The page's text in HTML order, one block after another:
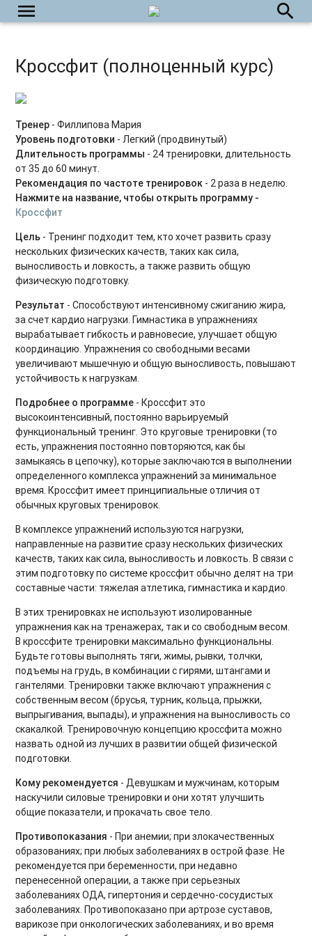
menu
Пилатес с оборудованием
Растяжка на каждый день
Фитнес-бокс
Силовые тренировки. Средний уровень
Силовые тренировки. Продвинутый уровень
Тренировки на мышцы кора
Вечерний релакс
Утренний комплекс
Body Balance для начинающих
Power Yoga для начинающих
Тренировки на ягодицы
Восстановительный микс
Тренировки при диастазе
Фитнес бокс. Продвинутый уровень
Тренировки Up Body
Функциональные тренировки для продвинутых
Gentle Fitness
Основы пилатеса
Силовые тренировки при ограничениях
Дыхательные практики
BOOTCAMP
Аштанга-йога
Табата для продвинутых
Core 2.0. Продвинутый уровень
Восстановление после силовых тренировок
Мягкие тренировки для спины
Фельденкрайз на все тело
Лимфодренажные тренировки
search
Кроссфит (полноценный курс)
Тренер - Филлипова Мария
Уровень подготовки - Легкий (продвинутый)
Длительность программы - 24 тренировки, длительность
от 35 до 60 минут.
Рекомендация по частоте тренировок - 2 раза в неделю.
Нажмите на название, чтобы открыть программу -
Кроссфит
Цель - Тренинг подходит тем, кто хочет развить сразу
нескольких физических качеств, таких как сила,
выносливость и ловкость, а также развить общую
физическую подготовку.
Результат - Способствуют интенсивному сжиганию жира,
за счет кардио нагрузки. Гимнастика в упражнениях
вырабатывает гибкость и равновесие, улучшает общую
координацию. Упражнения со свободными весами
увеличивают мышечную и общую выносливость, повышают
устойчивость к нагрузкам.
Подробнее о программе - Кроссфит это
высокоинтенсивный, постоянно варьируемый
функциональный тренинг. Это круговые тренировки (то
есть, упражнения постоянно повторяются, как бы
замыкаясь в цепочку), которые заключаются в выполнении
определенного комплекса упражнений за минимальное
время. Кроссфит имеет принципиальные отличия от
обычных круговых тренировок.
В комплексе упражнений используются нагрузки,
направленные на развитие сразу нескольких физических
качеств, таких как сила, выносливость и ловкость. В связи с
этим подготовку по системе кроссфит обычно делят на три
составные части: тяжелая атлетика, гимнастика и кардио.
В этих тренировках не используют изолированные
упражнения как на тренажерах, так и со свободным весом.
В кроссфите тренировки максимально функциональны.
Будьте готовы выполнять тяги, жимы, рывки, толчки,
подъемы на грудь, в комбинации с гирями, штангами и
гантелями. Тренировки также включают упражнения с
собственным весом (брусья, турник, кольца, прыжки,
выпрыгивания, выпады), и упражнения на выносливость со
скакалкой. Тренировочную концепцию кроссфита можно
назвать одной из лучших в развитии общей физической
подготовки.
Кому рекомендуется - Девушкам и мужчинам, которым
наскучили силовые тренировки и они хотят улучшить
общие показатели, и прокачать свое тело.
Противопоказания - При анемии; при злокачественных
образованиях; при любых заболеваниях в острой фазе. Не
рекомендуется при беременности, при недавно
перенесенной операции, а также при серьезных
заболеваниях ОДА, гипертония и сердечно-сосудистых
заболеваниях. Противопоказано при артрозе суставов,
варикозе при онкологических заболеваниях, и во время